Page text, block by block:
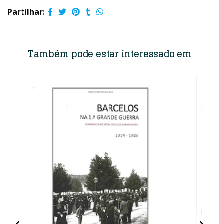
Partilhar:
Também pode estar interessado em